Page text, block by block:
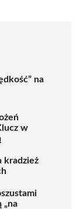
na
w
kradzież
„na